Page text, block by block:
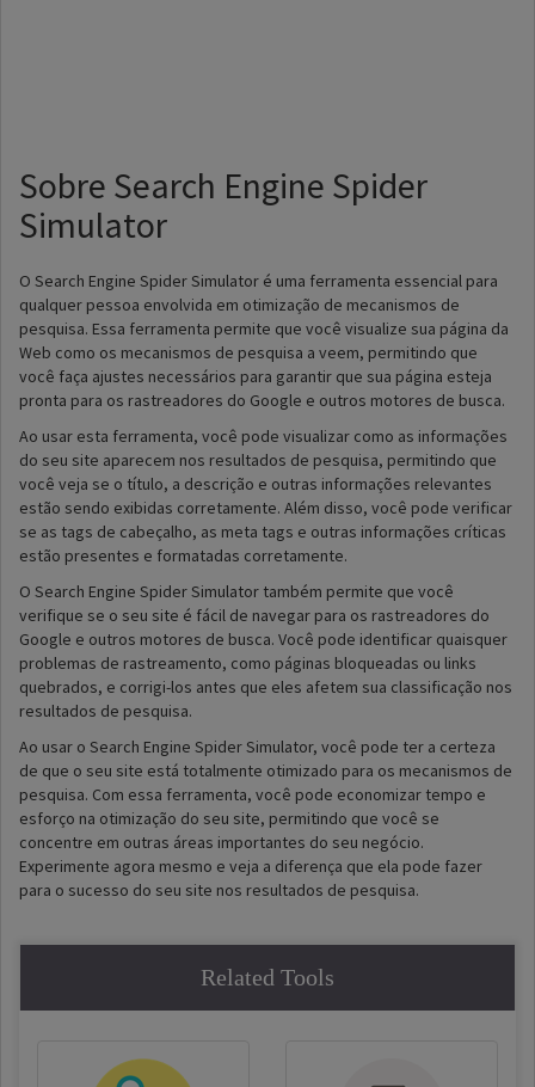
Sobre Search Engine Spider
Simulator
O Search Engine Spider Simulator é uma ferramenta essencial para
qualquer pessoa envolvida em otimização de mecanismos de
pesquisa. Essa ferramenta permite que você visualize sua página da
Web como os mecanismos de pesquisa a veem, permitindo que
você faça ajustes necessários para garantir que sua página esteja
pronta para os rastreadores do Google e outros motores de busca.
Ao usar esta ferramenta, você pode visualizar como as informações
do seu site aparecem nos resultados de pesquisa, permitindo que
você veja se o título, a descrição e outras informações relevantes
estão sendo exibidas corretamente. Além disso, você pode verificar
se as tags de cabeçalho, as meta tags e outras informações críticas
estão presentes e formatadas corretamente.
O Search Engine Spider Simulator também permite que você
verifique se o seu site é fácil de navegar para os rastreadores do
Google e outros motores de busca. Você pode identificar quaisquer
problemas de rastreamento, como páginas bloqueadas ou links
quebrados, e corrigi-los antes que eles afetem sua classificação nos
resultados de pesquisa.
Ao usar o Search Engine Spider Simulator, você pode ter a certeza
de que o seu site está totalmente otimizado para os mecanismos de
pesquisa. Com essa ferramenta, você pode economizar tempo e
esforço na otimização do seu site, permitindo que você se
concentre em outras áreas importantes do seu negócio.
Experimente agora mesmo e veja a diferença que ela pode fazer
para o sucesso do seu site nos resultados de pesquisa.
Related Tools